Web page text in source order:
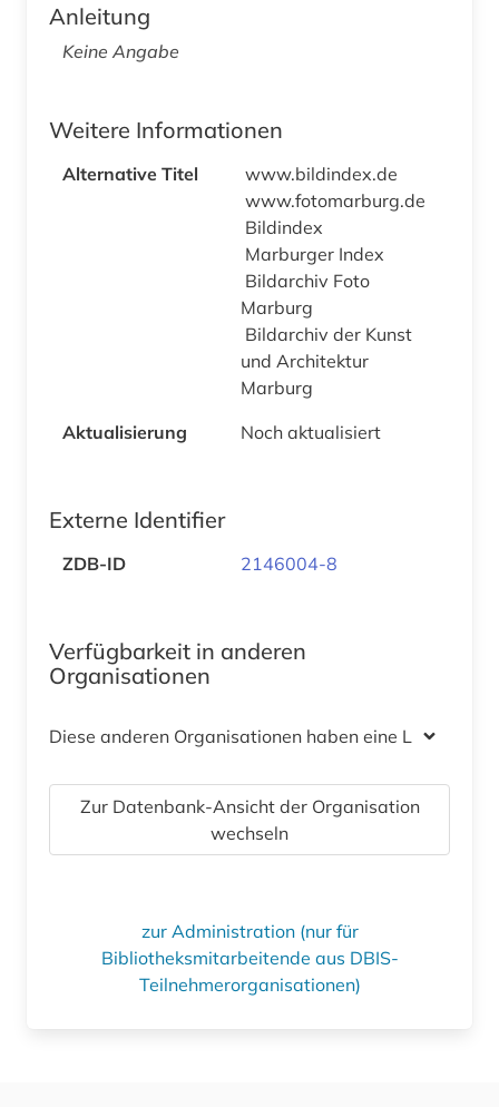
Anleitung
Keine Angabe
Weitere Informationen
Alternative Titel
www.bildindex.de
www.fotomarburg.de
Bildindex
Marburger Index
Bildarchiv Foto
Marburg
Bildarchiv der Kunst
und Architektur
Marburg
Aktualisierung
Noch aktualisiert
Externe Identifier
ZDB-ID 2146004-8
Verfügbarkeit in anderen
Organisationen
Diese anderen Organisationen haben eine Lizenz
Zur Datenbank-Ansicht der Organisation
wechseln
zur Administration (nur für
Bibliotheksmitarbeitende aus DBIS-
Teilnehmerorganisationen)